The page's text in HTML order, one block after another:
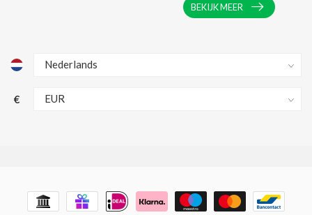
BEKIJK MEER
€